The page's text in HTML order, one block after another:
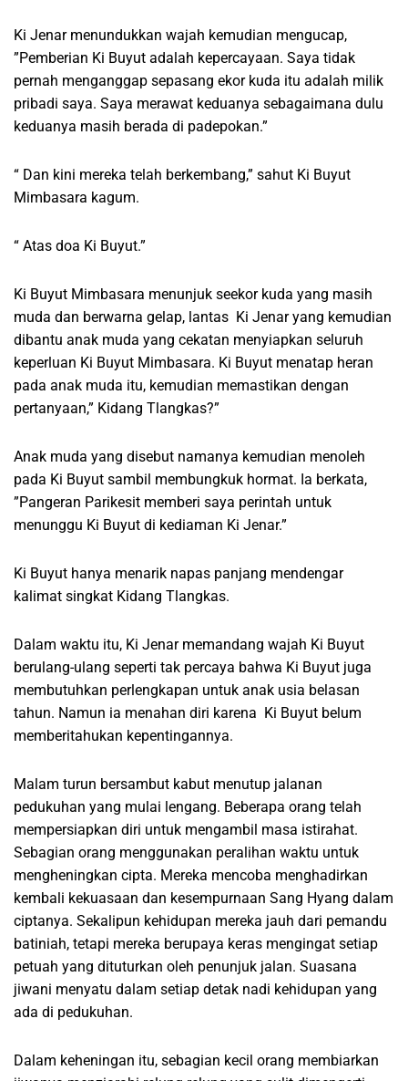
Ki Jenar menundukkan wajah kemudian mengucap,
”Pemberian Ki Buyut adalah kepercayaan. Saya tidak
pernah menganggap sepasang ekor kuda itu adalah milik
pribadi saya. Saya merawat keduanya sebagaimana dulu
keduanya masih berada di padepokan.”
“ Dan kini mereka telah berkembang,” sahut Ki Buyut
Mimbasara kagum.
“ Atas doa Ki Buyut.”
Ki Buyut Mimbasara menunjuk seekor kuda yang masih
muda dan berwarna gelap, lantas Ki Jenar yang kemudian
dibantu anak muda yang cekatan menyiapkan seluruh
keperluan Ki Buyut Mimbasara. Ki Buyut menatap heran
pada anak muda itu, kemudian memastikan dengan
pertanyaan,” Kidang Tlangkas?”
Anak muda yang disebut namanya kemudian menoleh
pada Ki Buyut sambil membungkuk hormat. Ia berkata,
”Pangeran Parikesit memberi saya perintah untuk
menunggu Ki Buyut di kediaman Ki Jenar.”
Ki Buyut hanya menarik napas panjang mendengar
kalimat singkat Kidang Tlangkas.
Dalam waktu itu, Ki Jenar memandang wajah Ki Buyut
berulang-ulang seperti tak percaya bahwa Ki Buyut juga
membutuhkan perlengkapan untuk anak usia belasan
tahun. Namun ia menahan diri karena Ki Buyut belum
memberitahukan kepentingannya.
Malam turun bersambut kabut menutup jalanan
pedukuhan yang mulai lengang. Beberapa orang telah
mempersiapkan diri untuk mengambil masa istirahat.
Sebagian orang menggunakan peralihan waktu untuk
mengheningkan cipta. Mereka mencoba menghadirkan
kembali kekuasaan dan kesempurnaan Sang Hyang dalam
ciptanya. Sekalipun kehidupan mereka jauh dari pemandu
batiniah, tetapi mereka berupaya keras mengingat setiap
petuah yang dituturkan oleh penunjuk jalan. Suasana
jiwani menyatu dalam setiap detak nadi kehidupan yang
ada di pedukuhan.
Dalam keheningan itu, sebagian kecil orang membiarkan